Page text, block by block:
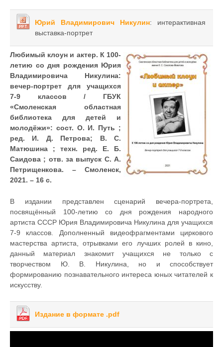
Юрий Владимирович Никулин: интерактивная
выставка-портрет
Любимый клоун и актер. К 100-
летию со дня рождения Юрия
Владимировича Никулина:
вечер-портрет для учащихся
7-9 классов / ГБУК
«Смоленская областная
библиотека для детей и
молодёжи»: сост. О. И. Путь ;
ред. И. Д. Петрова; В. С.
Матюшина ; техн. ред. Е. Б.
Саидова ; отв. за выпуск С. А.
Петрищенкова. – Смоленск,
2021. – 16 с.
В издании представлен сценарий вечера-портрета,
посвящённый 100-летию со дня рождения народного
артиста СССР Юрия Владимировича Никулина для учащихся
7-9 классов. Дополненный видеофрагментами циркового
мастерства артиста, отрывками его лучших ролей в кино,
данный материал знакомит учащихся не только с
творчеством Ю. В. Никулина, но и способствует
формированию познавательного интереса юных читателей к
искусству.
Издание в формате .pdf